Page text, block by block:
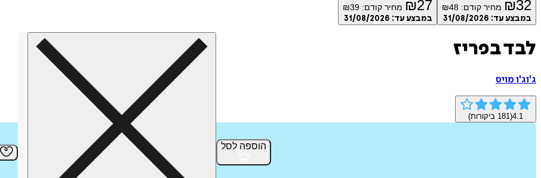
₪32 מחיר קודם: ₪48
במבצע עד: 31/08/2026
₪27 מחיר קודם: ₪39
במבצע עד: 31/08/2026
הוספה לסל
לבד בפריז
ג'וג'ו מויס
4.1
(
181 ביקורות)